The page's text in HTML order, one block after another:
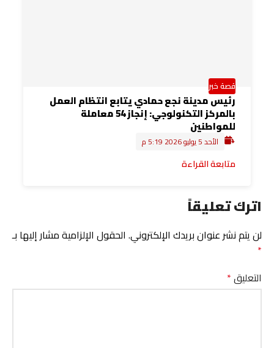
قصة خبر
رئيس مدينة نجع حمادي يتابع انتظام العمل
بالمركز التكنولوجي: إنجاز 54 معاملة
للمواطنين
الأحد 5 يوليو 2026 5:19 م
متابعة القراءة
اترك تعليقاً
لن يتم نشر عنوان بريدك الإلكتروني. الحقول الإلزامية مشار إليها بـ
*
التعليق*